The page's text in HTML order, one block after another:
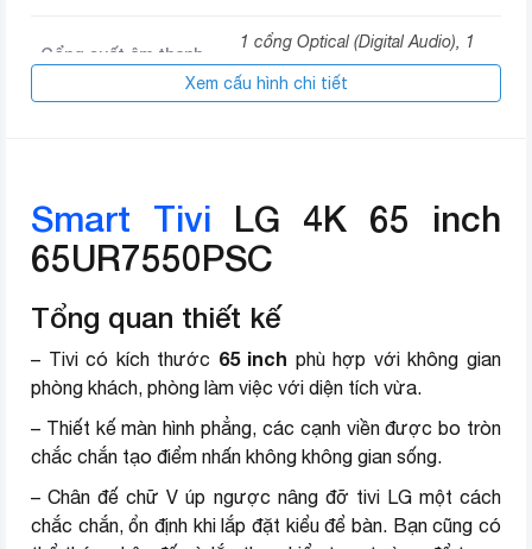
Cổng suất âm thanh
1 cổng Optical (Digital Audio), 1
cổng eARC (ARC)
Các ứng dụng sẵn có
YouTube
YouTube Kids
Netflix
Galaxy Play (Fim+)
Clip TV
FPT Play
POPS Kids
Xem cấu hình chi tiết
Smart Tivi LG 4K 65 inch
65UR7550PSC
Tổng quan thiết kế
– Tivi có kích thước 65 inch phù hợp với không gian
phòng khách, phòng làm việc với diện tích vừa.
– Thiết kế màn hình phẳng, các cạnh viền được bo tròn
chắc chắn tạo điểm nhấn không không gian sống.
– Chân đế chữ V úp ngược nâng đỡ tivi LG một cách
chắc chắn, ổn định khi lắp đặt kiểu để bàn. Bạn cũng có